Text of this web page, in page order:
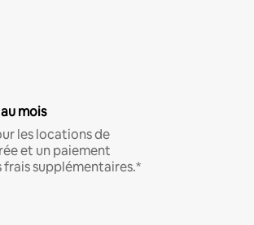
mois
les locations de
et un paiement
frais supplémentaires.*